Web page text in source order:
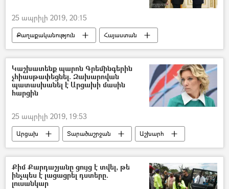
25 ապրիլի 2019, 20:15
Քաղաքականություն
Հայաստան
Նիկոլ Փաշինյան
Կաշխատենք պարոն Գրեմինգերին
չհիասթափեցնել. Զախարովան
պատասխանել է Արցախի մասին
հարցին
25 ապրիլի 2019, 19:53
Արցախ Տարածաշրջան
Աշխարհ
ԵԱՀԿ Մինսկի Խումբ
Ադրբեջան
Մարիա Զախարովա
Քիմ Քարդաշյանը ցույց է տվել, թե
ինչպես է լացացրել դստերը.
լուսանկար